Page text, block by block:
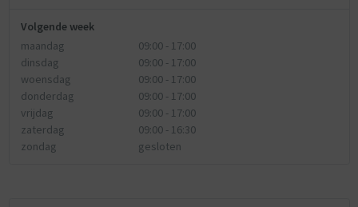
Volgende week
maandag
09:00 - 17:00
dinsdag
09:00 - 17:00
woensdag
09:00 - 17:00
donderdag
09:00 - 17:00
vrijdag
09:00 - 17:00
zaterdag
09:00 - 16:30
zondag
gesloten